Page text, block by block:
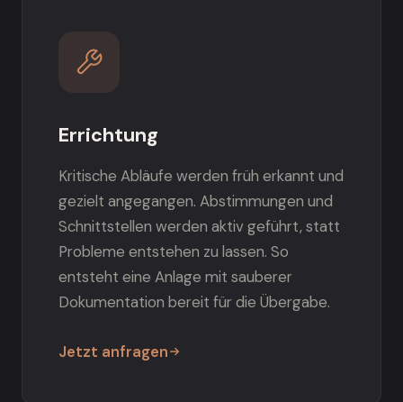
Errichtung
Kritische Abläufe werden früh erkannt und
gezielt angegangen. Abstimmungen und
Schnittstellen werden aktiv geführt, statt
Probleme entstehen zu lassen. So
entsteht eine Anlage mit sauberer
Dokumentation bereit für die Übergabe.
Jetzt anfragen